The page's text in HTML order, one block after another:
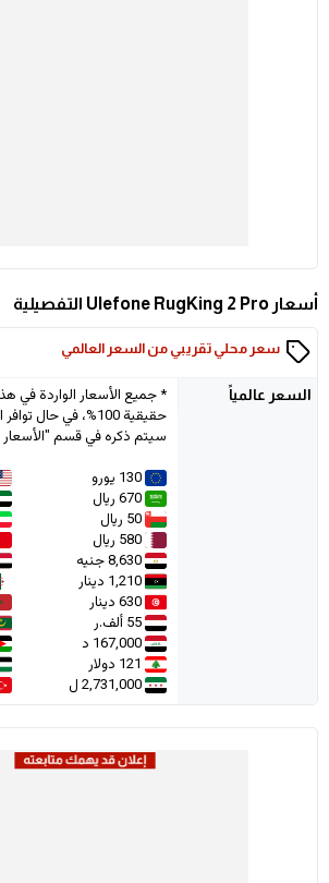
أسعار Ulefone RugKing 2 Pro التفصيلية
سعر محلي تقريبي من السعر العالمي
السعر عالمياً
* جميع الأسعار الواردة في
حقيقية 100%، في
سيتم ذكره في قسم "الأسعار
130 يورو
670 ريال
50 ريال
580 ريال
8,630 جنيه
1,210 دينار
630 دينار
55 ألف.ر
167,000 د
121 دولار
2,731,000 ل